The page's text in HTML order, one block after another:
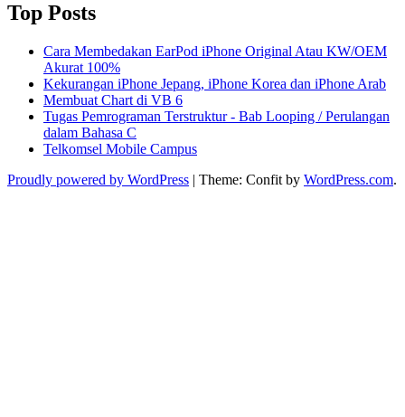
Top Posts
Cara Membedakan EarPod iPhone Original Atau KW/OEM
Akurat 100%
Kekurangan iPhone Jepang, iPhone Korea dan iPhone Arab
Membuat Chart di VB 6
Tugas Pemrograman Terstruktur - Bab Looping / Perulangan
dalam Bahasa C
Telkomsel Mobile Campus
Proudly powered by WordPress | Theme: Confit by WordPress.com.